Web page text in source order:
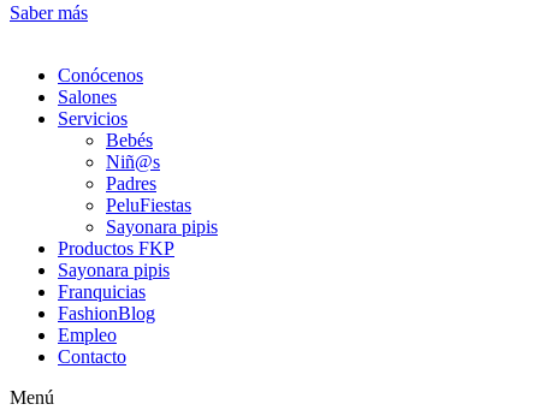
Saber más
Conócenos
Salones
Servicios
Bebés
Niñ@s
Padres
PeluFiestas
Sayonara pipis
Productos FKP
Sayonara pipis
Franquicias
FashionBlog
Empleo
Contacto
Menú